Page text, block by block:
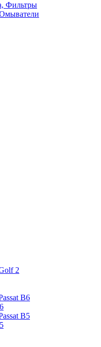
Фильтры
2
B6
B5